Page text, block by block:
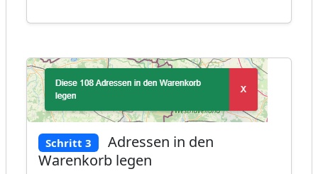
Schritt 3
Adressen in den
Warenkorb legen